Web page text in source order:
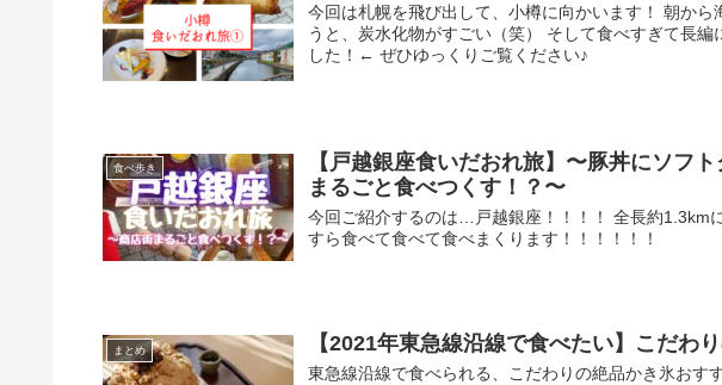
今回は札幌を飛び出して、小樽に向かいます！ 朝か
うと、炭水化物がすごい（笑） そして食べすぎて長
した！← ぜひゆっくりご覧ください♪
食べ歩き
【戸越銀座食いだおれ旅】〜豚丼にソフ
まるごと食べつくす！？〜
今回ご紹介するのは…戸越銀座！！！！ 全長約1.3km
すら食べて食べて食べまくります！！！！！！
まとめ 【2021年東急線沿線で食べたい】こだわ
東急線沿線で食べられる、こだわりの絶品かき氷おす